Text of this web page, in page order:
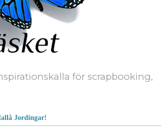
för scrapbooking,
Jordingar!